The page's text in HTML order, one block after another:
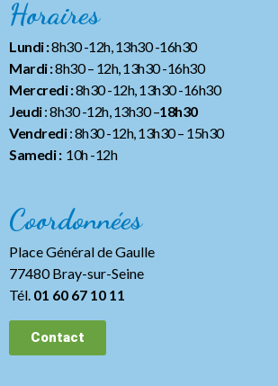
Horaires
Lundi :8h30 -12h, 13h30 -16h30
Mardi :8h30 – 12h, 13h30 -16h30
Mercredi :8h30 -12h, 13h30 -16h30
Jeudi: 8h30 -12h, 13h30 –18h30
Vendredi: 8h30 -12h, 13h30– 15h30
Samedi :10h -12h
Coordonnées
Place Général de Gaulle
77480 Bray-sur-Seine
Tél. 01 60 67 10 11
Contact